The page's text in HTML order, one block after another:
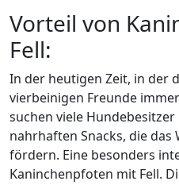
Vorteil von
Fell:
In der heutigen Zeit, in der
vierbeinigen Freunde
suchen viele
nahrhaften Snacks, die
fördern. Eine besonders
Kaninchenpfoten mit Fell.